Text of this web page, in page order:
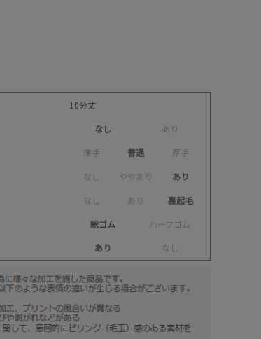
10分丈
なし あ り
薄手 普通 厚手
な し ややあ り
あり
な し あ り
裏起毛
総ゴム ハーフ ゴム
あり な し